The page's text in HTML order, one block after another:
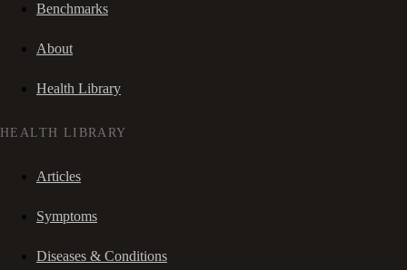
Benchmarks
About
Health Library
HEALTH LIBRARY
Articles
Symptoms
Diseases & Conditions